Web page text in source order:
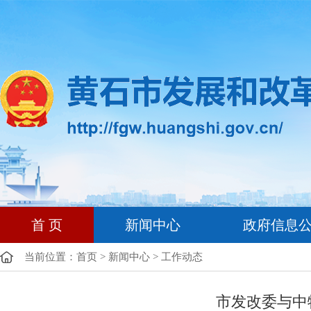
首 页 新闻中心 政府信息
当前位置： 首页 > 新闻中心 > 工作动态
市发改委与